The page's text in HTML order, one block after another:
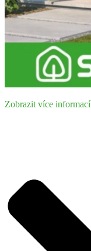
Zobrazit více informací